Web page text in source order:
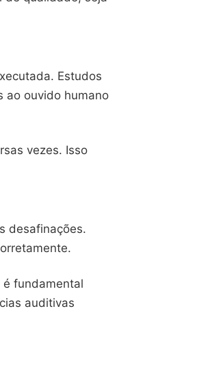
Estudos
ao ouvido humano
vezes. Isso
desafinações.
é fundamental
auditivas